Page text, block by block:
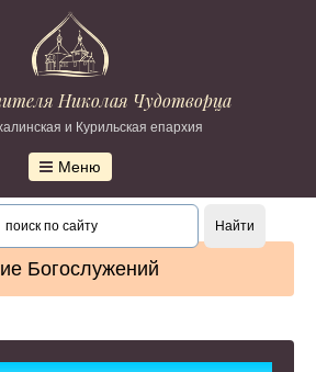
Николая Чудотворца
и Курильская епархия
Меню
Богослужений